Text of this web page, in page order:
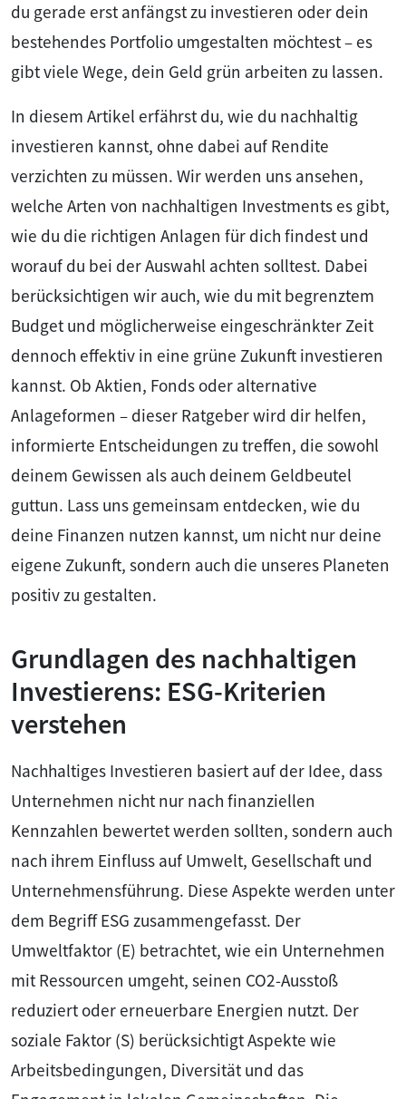
du gerade erst anfängst zu investieren oder dein
bestehendes Portfolio umgestalten möchtest – es
gibt viele Wege, dein Geld grün arbeiten zu lassen.
In diesem Artikel erfährst du, wie du nachhaltig
investieren kannst, ohne dabei auf Rendite
verzichten zu müssen. Wir werden uns ansehen,
welche Arten von nachhaltigen Investments es gibt,
wie du die richtigen Anlagen für dich findest und
worauf du bei der Auswahl achten solltest. Dabei
berücksichtigen wir auch, wie du mit begrenztem
Budget und möglicherweise eingeschränkter Zeit
dennoch effektiv in eine grüne Zukunft investieren
kannst. Ob Aktien, Fonds oder alternative
Anlageformen – dieser Ratgeber wird dir helfen,
informierte Entscheidungen zu treffen, die sowohl
deinem Gewissen als auch deinem Geldbeutel
guttun. Lass uns gemeinsam entdecken, wie du
deine Finanzen nutzen kannst, um nicht nur deine
eigene Zukunft, sondern auch die unseres Planeten
positiv zu gestalten.
Grundlagen des nachhaltigen
Investierens: ESG-Kriterien
verstehen
Nachhaltiges Investieren basiert auf der Idee, dass
Unternehmen nicht nur nach finanziellen
Kennzahlen bewertet werden sollten, sondern auch
nach ihrem Einfluss auf Umwelt, Gesellschaft und
Unternehmensführung. Diese Aspekte werden unter
dem Begriff ESG zusammengefasst. Der
Umweltfaktor (E) betrachtet, wie ein Unternehmen
mit Ressourcen umgeht, seinen CO2-Ausstoß
reduziert oder erneuerbare Energien nutzt. Der
soziale Faktor (S) berücksichtigt Aspekte wie
Arbeitsbedingungen, Diversität und das